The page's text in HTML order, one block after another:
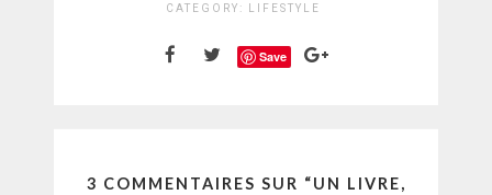
CATEGORY: LIFESTYLE
Save
3 COMMENTAIRES SUR “UN LIVRE,